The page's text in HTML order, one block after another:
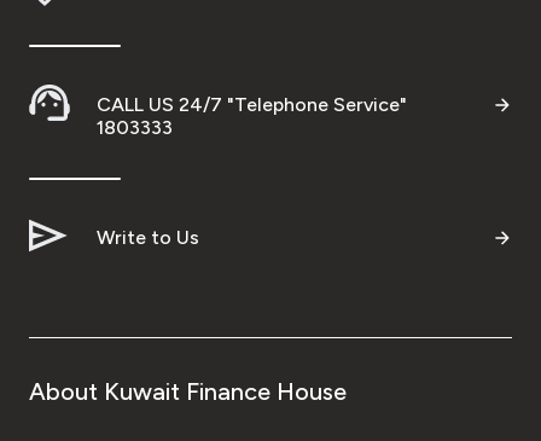
CALL US 24/7 "Telephone Service"
1803333
Write to Us
About Kuwait Finance House